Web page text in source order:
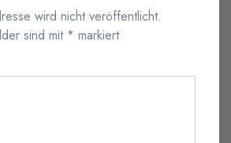
wird nicht veröffentlicht.
sind mit * markiert